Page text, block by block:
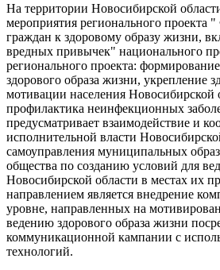
На территории Новосибирской
мероприятия регионального
граждан к здоровому образу жизни,
вредных привычек" национального
регионального проекта:
здорового образа жизни, укрепление
мотивации населения Новосибирской
профилактика неинфекционных
предусматривает взаимодействие и
исполнительной власти
самоуправления муниципальных
общества по созданию условий для
Новосибирской области в местах их
направлением является внедрение
уровне, направленных на
ведению здорового образа жизни
коммуникационной кампании с
технологий.